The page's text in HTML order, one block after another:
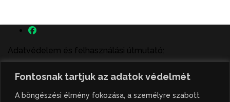
Fontosnak tartjuk az adatok védelmét
A böngészési élmény fokozása, a személyre szabott
Adatvédelem és felhasználási útmutató:
A szenttamás.rs magyar nyelvű internetes hírportálon
megjelenő szerzői írások, a híranyag és minden egyéb
tartalom a portált működtető Gion Nándor Kulturális